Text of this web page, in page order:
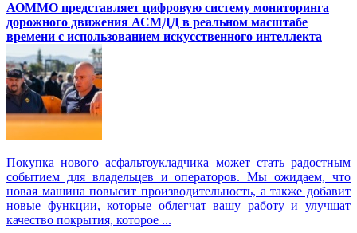
АОММО представляет цифровую cистему мониторинга
дорожного движения АСМДД в реальном масштабе
времени с использованием искусственного интеллекта
Покупка нового асфальтоукладчика может стать радостным
событием для владельцев и операторов. Мы ожидаем, что
новая машина повысит производительность, а также добавит
новые функции, которые облегчат вашу работу и улучшат
качество покрытия, которое ...